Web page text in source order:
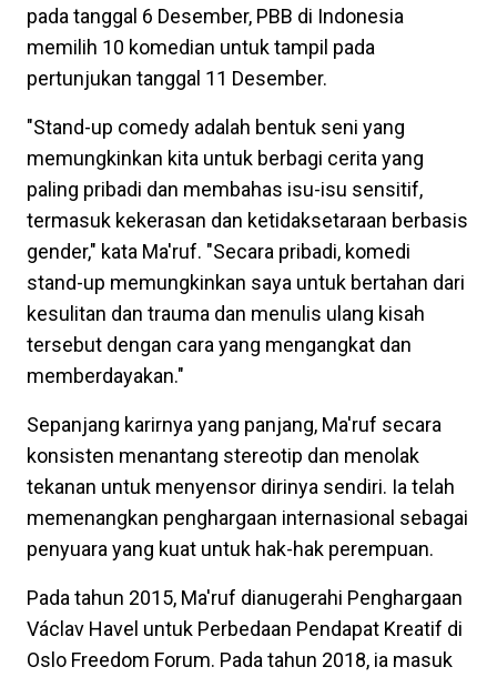
pada tanggal 6 Desember, PBB di Indonesia
memilih 10 komedian untuk tampil pada
pertunjukan tanggal 11 Desember.
"Stand-up comedy adalah bentuk seni yang
memungkinkan kita untuk berbagi cerita yang
paling pribadi dan membahas isu-isu sensitif,
termasuk kekerasan dan ketidaksetaraan berbasis
gender," kata Ma'ruf. "Secara pribadi, komedi
stand-up memungkinkan saya untuk bertahan dari
kesulitan dan trauma dan menulis ulang kisah
tersebut dengan cara yang mengangkat dan
memberdayakan."
Sepanjang karirnya yang panjang, Ma'ruf secara
konsisten menantang stereotip dan menolak
tekanan untuk menyensor dirinya sendiri. Ia telah
memenangkan penghargaan internasional sebagai
penyuara yang kuat untuk hak-hak perempuan.
Pada tahun 2015, Ma'ruf dianugerahi Penghargaan
Václav Havel untuk Perbedaan Pendapat Kreatif di
Oslo Freedom Forum. Pada tahun 2018, ia masuk